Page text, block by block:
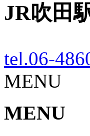
JR吹田
tel.06-
MENU
MENU